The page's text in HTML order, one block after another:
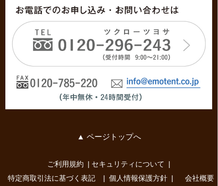
▲ ページトップへ
ご利用規約
セキュリティについて
特定商取引法に基づく表記
個人情報保護方針 会社概要